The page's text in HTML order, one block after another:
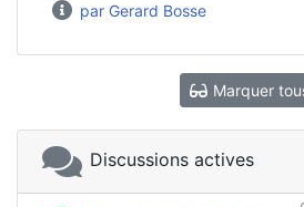
par Gerard Bosse
Marquer
Discussions actives